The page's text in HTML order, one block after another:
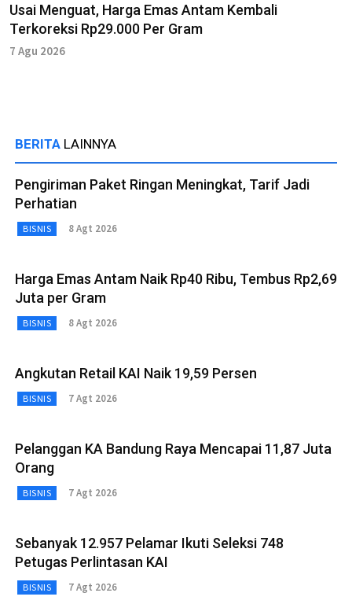
Usai Menguat, Harga Emas Antam Kembali
Terkoreksi Rp29.000 Per Gram
7 Agu 2026
BERITA LAINNYA
Pengiriman Paket Ringan Meningkat, Tarif Jadi
Perhatian
BISNIS 8 Agt 2026
Harga Emas Antam Naik Rp40 Ribu, Tembus Rp2,69
Juta per Gram
BISNIS 8 Agt 2026
Angkutan Retail KAI Naik 19,59 Persen
BISNIS 7 Agt 2026
Pelanggan KA Bandung Raya Mencapai 11,87 Juta
Orang
BISNIS 7 Agt 2026
Sebanyak 12.957 Pelamar Ikuti Seleksi 748
Petugas Perlintasan KAI
BISNIS 7 Agt 2026